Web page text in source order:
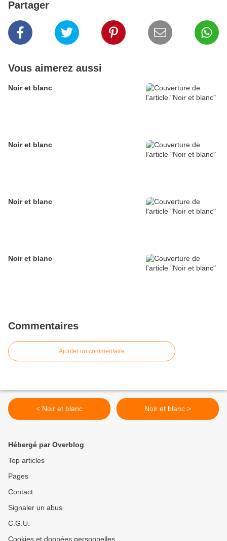
Partager
Vous aimerez aussi
Noir et blanc
Noir et blanc
Noir et blanc
Noir et blanc
Commentaires
Ajouter un commentaire
< Noir et blanc Noir et blanc >
Hébergé par Overblog
Top articles
Pages
Contact
Signaler un abus
C.G.U.
Cookies et données personnelles